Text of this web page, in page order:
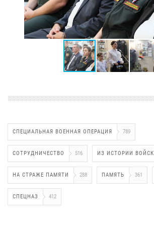
СПЕЦИАЛЬНАЯ ВОЕННАЯ ОПЕРАЦИЯ 789
СОТРУДНИЧЕСТВО 516 ИЗ ИСТОРИИ ВОЙСК
НА СТРАЖЕ ПАМЯТИ 288 ПАМЯТЬ 361
СПЕЦНАЗ 412